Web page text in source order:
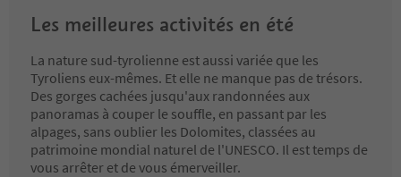
Les meilleures activités en été
La nature sud-tyrolienne est aussi variée que les
Tyroliens eux-mêmes. Et elle ne manque pas de trésors.
Des gorges cachées jusqu'aux randonnées aux
panoramas à couper le souffle, en passant par les
alpages, sans oublier les Dolomites, classées au
patrimoine mondial naturel de l'UNESCO. Il est temps de
vous arrêter et de vous émerveiller.